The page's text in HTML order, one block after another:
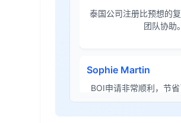
BOI申请非常顺利，节
本。
李女士
境外投资备案流程清晰